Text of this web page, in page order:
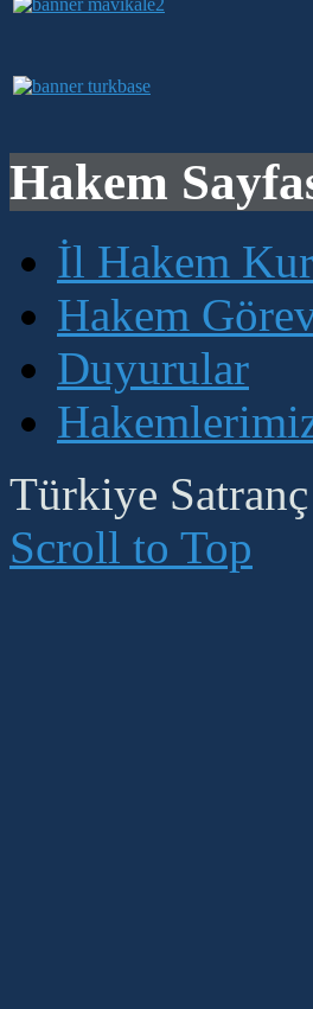
Hakem
İl Hakem
Hakem
Duyurular
Türkiye
Scroll to Top